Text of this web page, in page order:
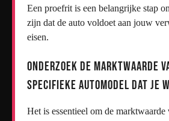
Een proefrit is een belangrijke stap
zijn dat de auto voldoet aan jouw
eisen.
Onderzoek de marktwaarde
specifieke automodel dat je
Het is essentieel om de